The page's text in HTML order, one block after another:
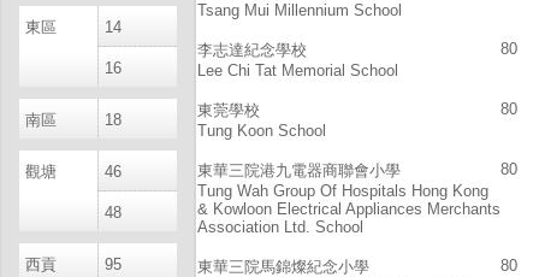
東區 14
16
南區 18
觀塘 46
48
西貢 95
Tsang Mui Millennium School
李志達紀念學校
Lee Chi Tat Memorial School
80
東莞學校
Tung Koon School
80
東華三院港九電器商聯會小學
Tung Wah Group Of Hospitals Hong Kong
& Kowloon Electrical Appliances Merchants
Association Ltd. School
80
東華三院馬錦燦紀念小學
80